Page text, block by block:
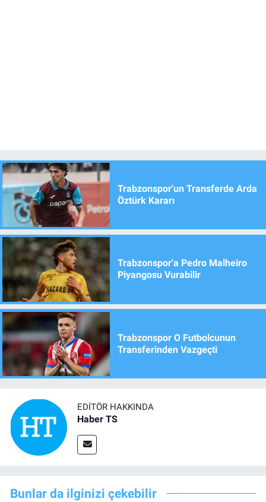
Trabzonspor'un Transferde Arda
Öztürk Kararı
Trabzonspor'a Pedro Malheiro
Piyangosu Vurabilir
Trabzonspor O Futbolcunun
Transferinden Vazgeçti
EDITÖR HAKKINDA
Haber TS
Bunlar da ilginizi çekebilir